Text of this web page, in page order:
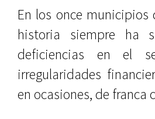
En los once municipios
historia siempre ha
deficiencias en el
irregularidades
en ocasiones, de franca